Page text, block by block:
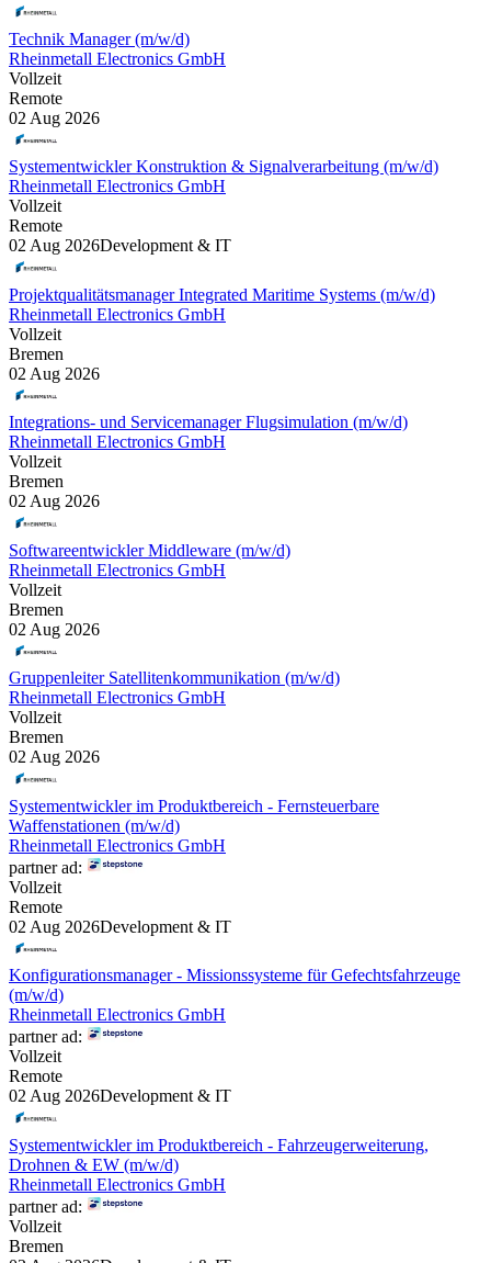
Technik Manager (m/w/d)
Rheinmetall Electronics GmbH
Vollzeit
Remote
02 Aug 2026
Systementwickler Konstruktion & Signalverarbeitung (m/w/d)
Rheinmetall Electronics GmbH
Vollzeit
Remote
02 Aug 2026Development & IT
Projektqualitätsmanager Integrated Maritime Systems (m/w/d)
Rheinmetall Electronics GmbH
Vollzeit
Bremen
02 Aug 2026
Integrations- und Servicemanager Flugsimulation (m/w/d)
Rheinmetall Electronics GmbH
Vollzeit
Bremen
02 Aug 2026
Softwareentwickler Middleware (m/w/d)
Rheinmetall Electronics GmbH
Vollzeit
Bremen
02 Aug 2026
Gruppenleiter Satellitenkommunikation (m/w/d)
Rheinmetall Electronics GmbH
Vollzeit
Bremen
02 Aug 2026
Systementwickler im Produktbereich - Fernsteuerbare
Waffenstationen (m/w/d)
Rheinmetall Electronics GmbH
partner ad:
Vollzeit
Remote
02 Aug 2026Development & IT
Konfigurationsmanager - Missionssysteme für Gefechtsfahrzeuge
(m/w/d)
Rheinmetall Electronics GmbH
partner ad:
Vollzeit
Remote
02 Aug 2026Development & IT
Systementwickler im Produktbereich - Fahrzeugerweiterung,
Drohnen & EW (m/w/d)
Rheinmetall Electronics GmbH
partner ad:
Vollzeit
Bremen